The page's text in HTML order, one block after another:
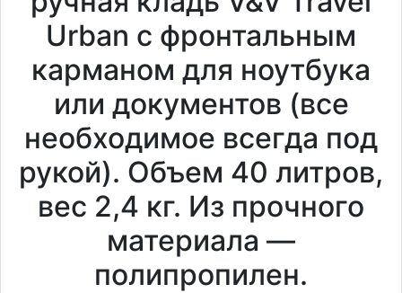
Urban с фронтальным
карманом для ноутбука
или документов (все
необходимое всегда под
рукой). Объем 40 литров,
вес 2,4 кг. Из прочного
материала —
полипропилен.